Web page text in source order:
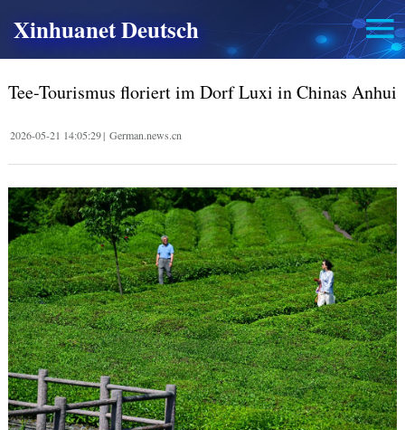
Xinhuanet Deutsch
Tee-Tourismus floriert im Dorf Luxi in Chinas Anhui
2026-05-21 14:05:29| German.news.cn